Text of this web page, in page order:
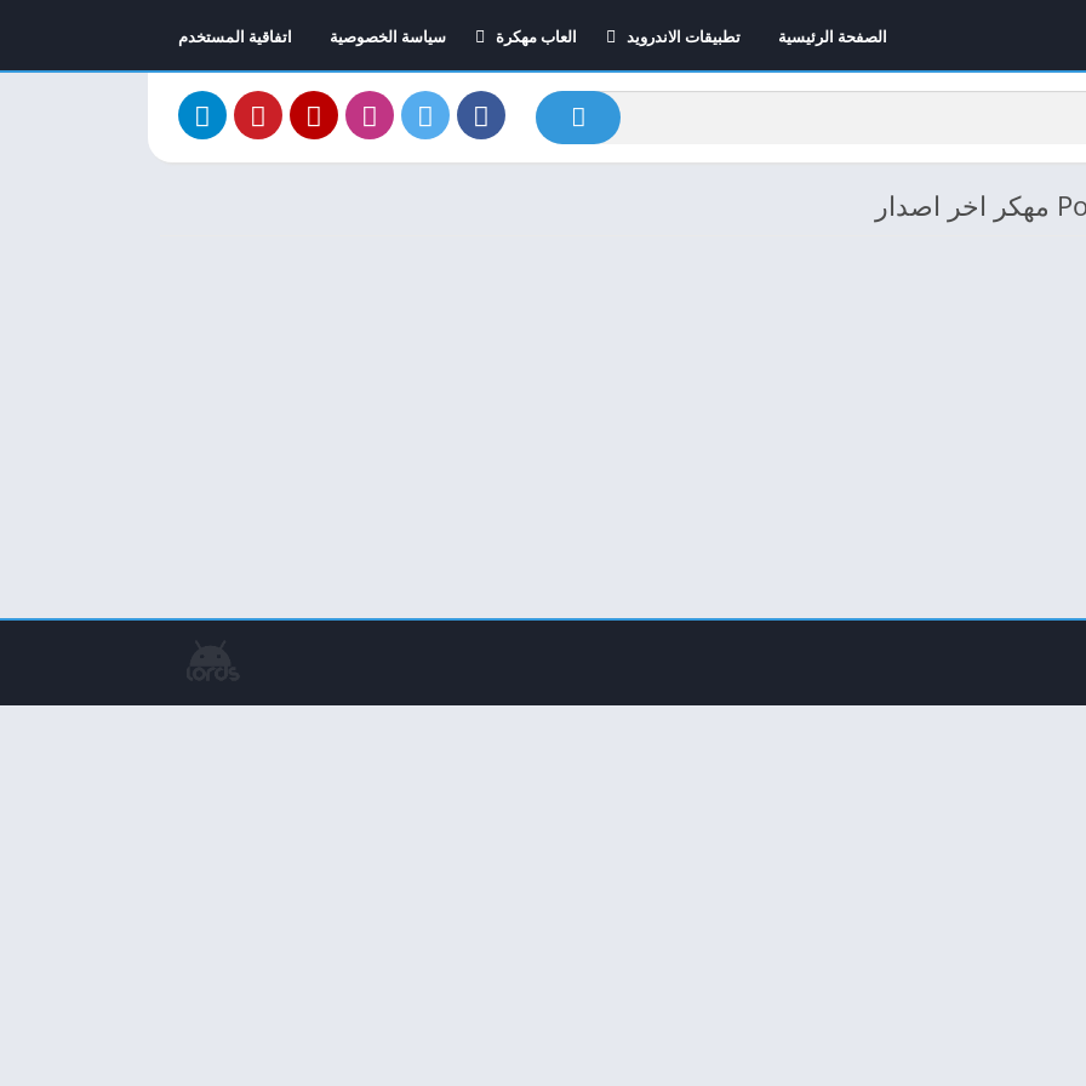
الصفحة الرئيسية
تطبيقات الاندرويد
تطبيقات الايفون
برامج اون لاين – الافضل
العاب مهكرة
العاب السيارات مهكرة
2026
سياسة الخصوصية اتفاقية المستخدم